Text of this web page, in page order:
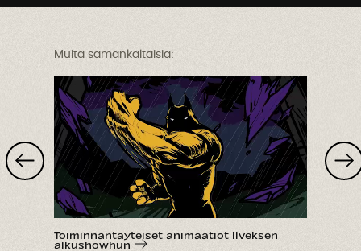
Muita samankaltaisia:
Toiminnantäyteiset animaatiot Ilveksen
alkushowhun